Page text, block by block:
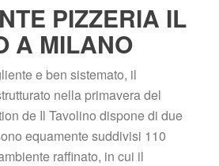
PIZZERIA IL
A MILANO
e ben sistemato, il
nella primavera del
de Il Tavolino dispone di due
equamente suddivisi 110
raffinato, in cui il